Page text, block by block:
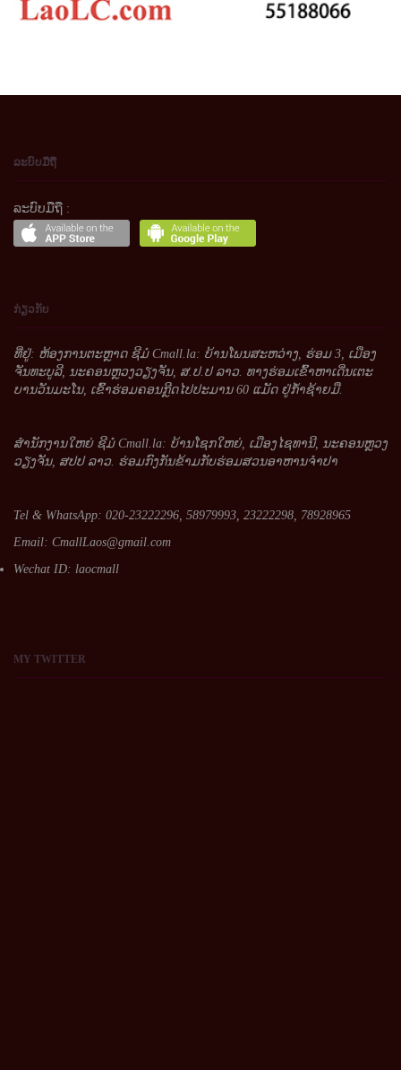
ລະບົບມືຖື
ລະບົບມືຖື :
ກ່ຽວກັບ
ທີ່ຢູ່: ຫ້ອງການຕະຫຼາດ ຊີມໍ Cmall.la: ບ້ານໂພນສະຫວ່າງ, ຮ່ອມ 3, ເມືອງ
ຈັນທະບູລີ, ນະຄອນຫຼວງວຽງຈັນ, ສ.ປ.ປ ລາວ. ທາງຮ່ອມເຂົ້າຫາເດີ່ນເຕະ
ບານວັນມະໂນ, ເຂົ້າຮ່ອມຄອນກຼີດໄປປະມານ 60 ແມັດ ຢູ່ກໍ້າຊ້າຍມື.
ສໍານັກງານໃຫຍ່ ຊີມໍ Cmall.la: ບ້ານໂຊກໃຫຍ່, ເມືອງໄຊທານີ, ນະຄອນຫຼວງ
ວຽງຈັນ, ສປປ ລາວ. ຮ່ອມກົງກັນຂ້າມກັບຮ່ອມສວນອາຫານຈໍາປາ
Tel & WhatsApp: 020-23222296, 58979993, 23222298, 78928965
Email: CmallLaos@gmail.com
Wechat ID: laocmall
MY TWITTER